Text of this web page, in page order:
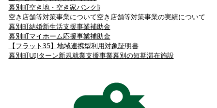
幕別町空き地・空き家バンク協力宅建事業者登録一覧
空き店舗等対策事業について空き店舗等対策事業の実績について
幕別町結婚新生活支援事業補助金
幕別町マイホーム応援事業補助金
【フラット35】地域連携型利用対象証明書
幕別町UIJターン新規就業支援事業幕別の短期滞在施設